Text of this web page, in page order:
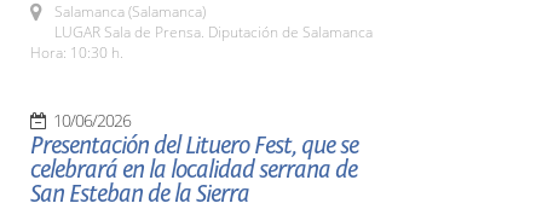
Salamanca (Salamanca)
LUGAR Sala de Prensa. Diputación de Salamanca
Hora: 10:30 h.
10/06/2026
Presentación del Lituero Fest, que se
celebrará en la localidad serrana de
San Esteban de la Sierra